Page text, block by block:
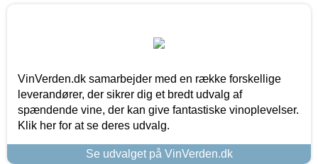
VinVerden.dk samarbejder med en række forskellige
leverandører, der sikrer dig et bredt udvalg af
spændende vine, der kan give fantastiske vinoplevelser.
Klik her for at se deres udvalg.
Se udvalget på VinVerden.dk